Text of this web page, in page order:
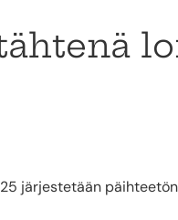
järjestetään